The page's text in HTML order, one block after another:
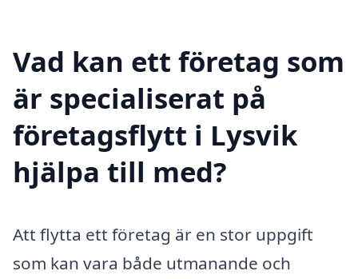
Vad kan ett företag som
är specialiserat på
företagsflytt i Lysvik
hjälpa till med?
Att flytta ett företag är en stor uppgift
som kan vara både utmanande och